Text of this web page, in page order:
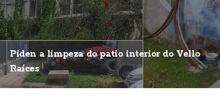
Piden a limpeza do patio interior do Vello
Raíces